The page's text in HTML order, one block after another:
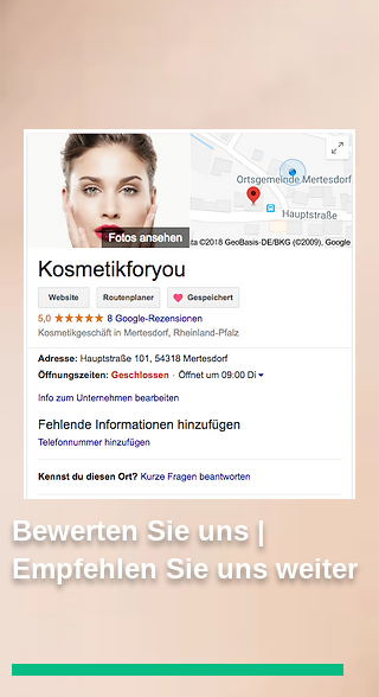
Bewerten Sie uns |
Empfehlen Sie uns weiter